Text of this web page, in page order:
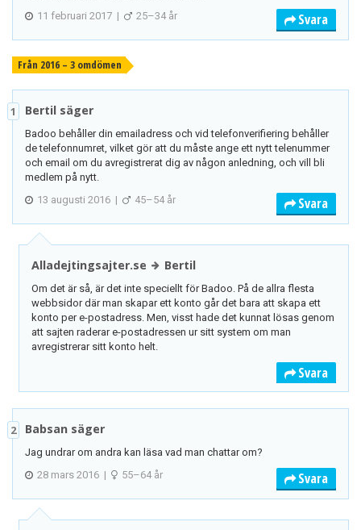
11 februari 2017 | 25–34 år Svara
Från 2016 – 3 omdömen
1 Bertil säger
Badoo behåller din emailadress och vid telefonverifiering behåller
de telefonnumret, vilket gör att du måste ange ett nytt telenummer
och email om du avregistrerat dig av någon anledning, och vill bli
medlem på nytt.
13 augusti 2016 | 45–54 år Svara
Alladejtingsajter.se Bertil
Om det är så, är det inte speciellt för Badoo. På de allra flesta
webbsidor där man skapar ett konto går det bara att skapa ett
konto per e-postadress. Men, visst hade det kunnat lösas genom
att sajten raderar e-postadressen ur sitt system om man
avregistrerar sitt konto helt.
Svara
2 Babsan säger
Jag undrar om andra kan läsa vad man chattar om?
28 mars 2016 | 55–64 år Svara